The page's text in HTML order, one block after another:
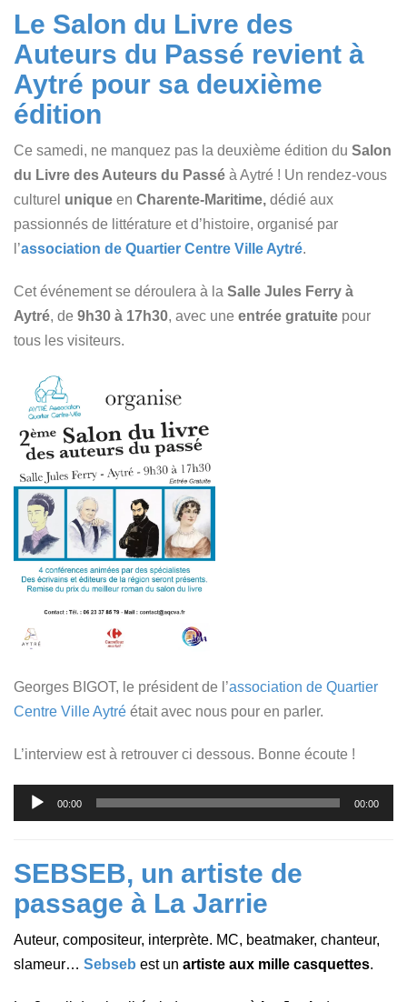
Le Salon du Livre des
Auteurs du Passé revient à
Aytré pour sa deuxième
édition
Ce samedi, ne manquez pas la deuxième édition du Salon
du Livre des Auteurs du Passé à Aytré ! Un rendez-vous
culturel unique en Charente-Maritime, dédié aux
passionnés de littérature et d’histoire, organisé par
l’association de Quartier Centre Ville Aytré.
Cet événement se déroulera à la Salle Jules Ferry à
Aytré, de 9h30 à 17h30, avec une entrée gratuite pour
tous les visiteurs.
Georges BIGOT, le président de l ’association de Quartier
Centre Ville Aytré était avec nous pour en parler.
L’interview est à retrouver ci dessous. Bonne écoute !
Lecteur
audio
00:00 00:00
SEBSEB, un artiste de
passage à La Jarrie
Auteur, compositeur, interprète. MC, beatmaker, chanteur,
slameur… Sebseb est un artiste aux mille casquettes.